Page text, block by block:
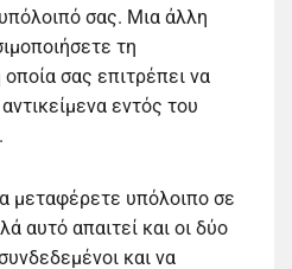
σας. Μια άλλη
τη
σας επιτρέπει να
εντός του
μεταφέρετε υπόλοιπο σε
αυτό απαιτεί και οι δύο
και να